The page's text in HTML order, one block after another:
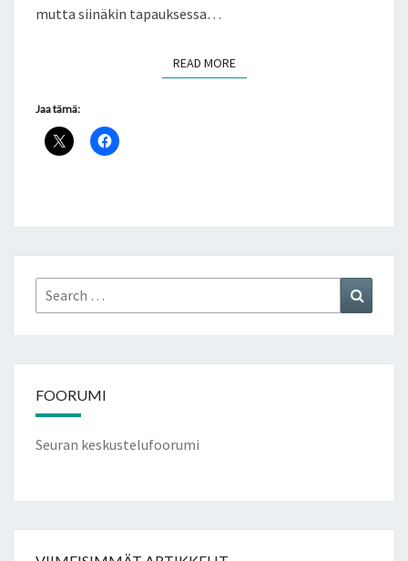
mutta siinäkin tapauksessa…
READ MOREREAD MORE
Jaa tämä:
Search
for:
FOORUMI
Seuran keskustelufoorumi